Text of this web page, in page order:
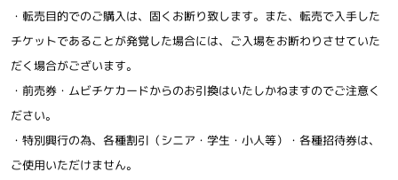
・転売目的でのご購入は、固くお断り致します。また、転売で入手した
チケットであることが発覚した場合には、ご入場をお断わりさせていた
だく場合がございます。
・前売券・ムビチケカードからのお引換はいたしかねますのでご注意く
ださい。
・特別興行の為、各種割引（シニア・学生・小人等）・各種招待券は、
ご使用いただけません。